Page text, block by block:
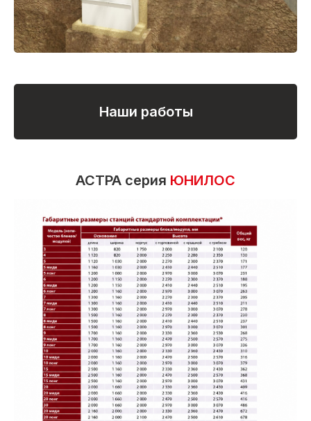
Наши работы
АСТРА серия ЮНИЛОС